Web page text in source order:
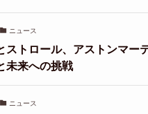
ニュース
ストロール、アストンマー
未来への挑戦
ニュース